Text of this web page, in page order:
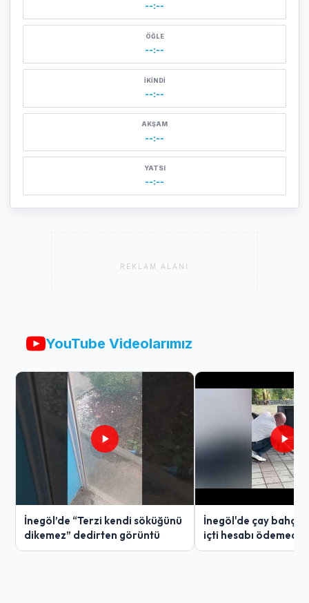
--:--
ÖĞLE
--:--
İKINDI
--:--
AKŞAM
--:--
YATSI
--:--
REKLAM ALANI
YouTube Videolarımız
İnegöl’de “Terzi kendi söküğünü
dikemez” dedirten görüntü
İnegöl'de çay
içti hesabı ödemedi